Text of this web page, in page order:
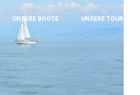
UNSERE BOOTE UNSERE TOUREN